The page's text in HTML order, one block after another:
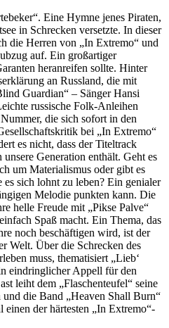
Eine Hymne jenes Piraten,
in Schrecken versetzte. In dieser
die Herren von „In Extremo“ und
auf. Ein großartiger
heranreifen sollte. Hinter
an Russland, die mit
Guardian“ – Sänger Hansi
russische Folk-Anleihen
die sich sofort in den
bei „In Extremo“
es nicht, dass der Titeltrack
Generation enthält. Geht es
um Materialismus oder gibt es
sich lohnt zu leben? Ein genialer
Melodie punkten kann. Die
helle Freude mit „Pikse Palve“
Spaß macht. Ein Thema, das
noch beschäftigen wird, ist der
Welt. Über die Schrecken des
muss, thematisiert „Lieb‘
eindringlicher Appell für den
leiht dem „Flaschenteufel“ seine
die Band „Heaven Shall Burn“
einen der härtesten „In Extremo“-